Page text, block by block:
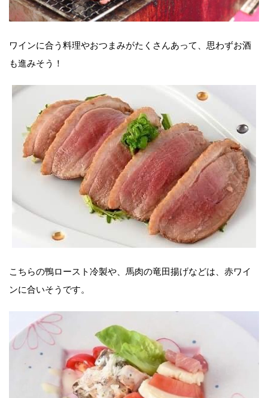
ワインに合う料理やおつまみがたくさんあって、思わずお酒
も進みそう！
こちらの鴨ロースト冷製や、馬肉の竜田揚げなどは、赤ワイ
ンに合いそうです。